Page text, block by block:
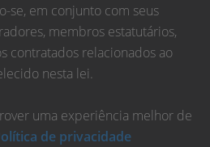
se, em conjunto com seus
membros estatutários,
contratados relacionados ao
nesta lei.
uma experiência melhor de
de privacidade